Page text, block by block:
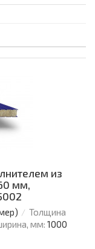
из
мм,
Толщина
мм: 1000